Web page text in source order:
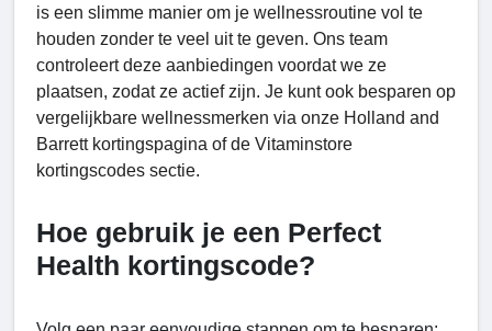
is een slimme manier om je wellnessroutine vol te
houden zonder te veel uit te geven. Ons team
controleert deze aanbiedingen voordat we ze
plaatsen, zodat ze actief zijn. Je kunt ook besparen op
vergelijkbare wellnessmerken via onze Holland and
Barrett kortingspagina of de Vitaminstore
kortingscodes sectie.
Hoe gebruik je een Perfect
Health kortingscode?